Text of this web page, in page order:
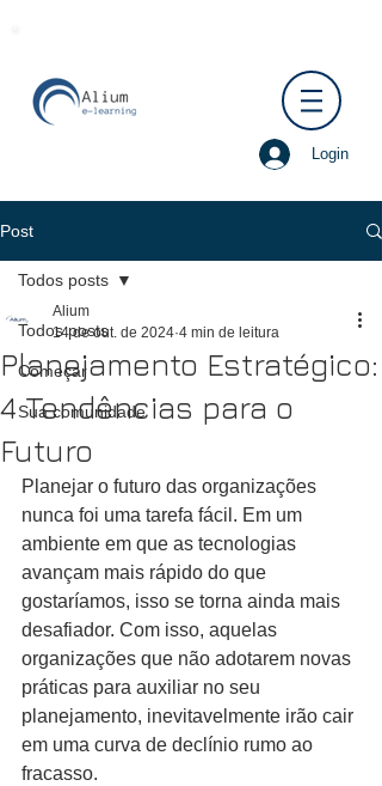
Login
Post
Todos posts
Começar
Sua comunidade
Todos posts
Planejamento Estratégico:
4 Tendências para o
Futuro
Alium
14 de out. de 2024 4 min de leitura
Planejar o futuro das organizações
nunca foi uma tarefa fácil. Em um
ambiente em que as tecnologias
avançam mais rápido do que
gostaríamos, isso se torna ainda mais
desafiador. Com isso, aquelas
organizações que não adotarem novas
práticas para auxiliar no seu
planejamento, inevitavelmente irão cair
em uma curva de declínio rumo ao
fracasso.